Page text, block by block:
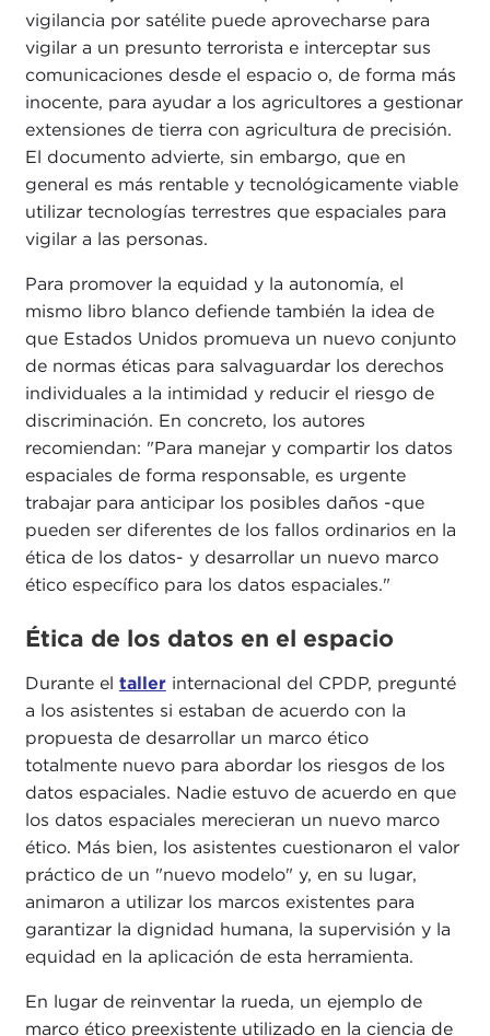
vigilancia por satélite puede aprovecharse para
vigilar a un presunto terrorista e interceptar sus
comunicaciones desde el espacio o, de forma más
inocente, para ayudar a los agricultores a gestionar
extensiones de tierra con agricultura de precisión.
El documento advierte, sin embargo, que en
general es más rentable y tecnológicamente viable
utilizar tecnologías terrestres que espaciales para
vigilar a las personas.
Para promover la equidad y la autonomía, el
mismo libro blanco defiende también la idea de
que Estados Unidos promueva un nuevo conjunto
de normas éticas para salvaguardar los derechos
individuales a la intimidad y reducir el riesgo de
discriminación. En concreto, los autores
recomiendan: "Para manejar y compartir los datos
espaciales de forma responsable, es urgente
trabajar para anticipar los posibles daños -que
pueden ser diferentes de los fallos ordinarios en la
ética de los datos- y desarrollar un nuevo marco
ético específico para los datos espaciales."
Ética de los datos en el espacio
Durante el tallerinternacional del CPDP, pregunté
a los asistentes si estaban de acuerdo con la
propuesta de desarrollar un marco ético
totalmente nuevo para abordar los riesgos de los
datos espaciales. Nadie estuvo de acuerdo en que
los datos espaciales merecieran un nuevo marco
ético. Más bien, los asistentes cuestionaron el valor
práctico de un "nuevo modelo" y, en su lugar,
animaron a utilizar los marcos existentes para
garantizar la dignidad humana, la supervisión y la
equidad en la aplicación de esta herramienta.
En lugar de reinventar la rueda, un ejemplo de
marco ético preexistente utilizado en la ciencia de